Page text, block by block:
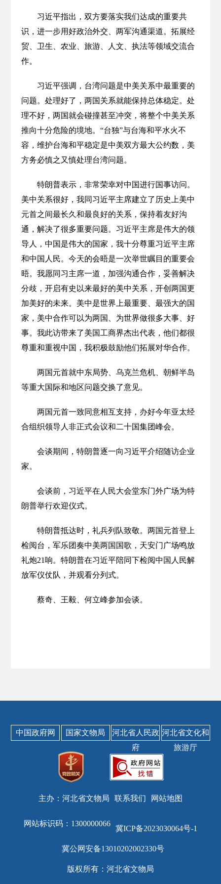
习近平指出，双方要落实我们达成的重要共
识，进一步用好政治外交、两军沟通渠道。拓展经
贸、卫生、农业、旅游、人文、执法等领域交流合
作。
习近平强调，台湾问题是中美关系中最重要的
问题。处理好了，两国关系就能保持总体稳定。处
理不好，两国就会碰撞甚至冲突，将整个中美关系
推向十分危险的境地。“台独”与台海和平水火不
容，维护台海和平稳定是中美双方最大公约数，美
方务必慎之又慎处理台湾问题。
特朗普表示，非常荣幸对中国进行国事访问。
美中关系很好，我同习近平主席建立了历史上美中
元首之间最长久和最良好的关系，保持着友好沟
通，解决了很多重要问题。习近平主席是伟大的领
导人，中国是伟大的国家，我十分尊重习近平主席
和中国人民。今天的会晤是一次举世瞩目的重要会
晤。我愿同习主席一道，加强沟通合作，妥善解决
分歧，开启有史以来最好的美中关系，开创两国更
加美好的未来。美中是世界上最重要、最强大的国
家，美中合作可以为两国、为世界做很多大事、好
事。我此访带来了美国工商界杰出代表，他们都很
尊重和重视中国，我积极鼓励他们拓展对华合作。
两国元首就中东局势、乌克兰危机、朝鲜半岛
等重大国际和地区问题交换了意见。
两国元首一致同意相互支持，办好今年亚太经
合组织领导人非正式会议和二十国集团峰会。
会谈期间，特朗普逐一向习近平介绍随访企业
家。
会谈前，习近平在人民大会堂东门外广场为特
朗普举行欢迎仪式。
特朗普抵达时，礼兵列队致敬。两国元首登上
检阅台，军乐团奏中美两国国歌，天安门广场鸣放
礼炮21响。特朗普在习近平陪同下检阅中国人民解
放军仪仗队，并观看分列式。
蔡奇、王毅、何立峰参加会谈。
中国政府网 国家文物局
河北省人民政
府
河北省文化和
旅游厅
主办：河北省文物局 联系我们 网站地图
网站标识码：1300000066
冀ICP备2023030064号-1
冀公网安备13010202002330号
版权所有：河北省文物局